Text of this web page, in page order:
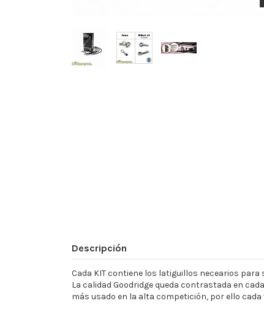
Descripción
Cada KIT contiene los latiguillos necearios
La calidad Goodridge queda contrastada en
más usado en la alta competición, por ello